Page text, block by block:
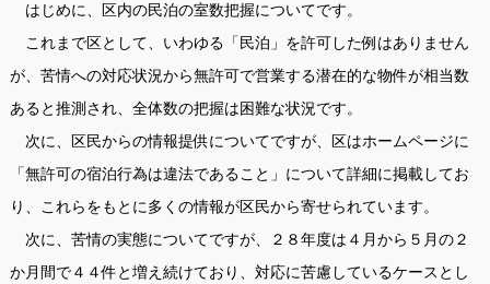
はじめに、区内の民泊の室数把握についてです。
これまで区として、いわゆる「民泊」を許可した例はありません
が、苦情への対応状況から無許可で営業する潜在的な物件が相当数
あると推測され、全体数の把握は困難な状況です。
次に、区民からの情報提供についてですが、区はホームページに
「無許可の宿泊行為は違法であること」について詳細に掲載してお
り、これらをもとに多くの情報が区民から寄せられています。
次に、苦情の実態についてですが、２８年度は４月から５月の２
か月間で４４件と増え続けており、対応に苦慮しているケースとし